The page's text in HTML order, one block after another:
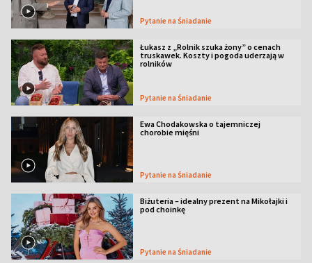
Pytanie na Śniadanie
Łukasz z „Rolnik szuka żony” o cenach
truskawek. Koszty i pogoda uderzają w
rolników
Pytanie na Śniadanie
Ewa Chodakowska o tajemniczej
chorobie mięśni
Pytanie na Śniadanie
Biżuteria – idealny prezent na Mikołajki i
pod choinkę
Pytanie na Śniadanie